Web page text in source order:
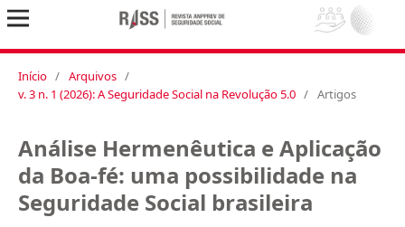
Início / Arquivos /
v. 3 n. 1 (2026): A Seguridade Social na Revolução 5.0 / Artigos
Análise Hermenêutica e Aplicação
da Boa-fé: uma possibilidade na
Seguridade Social brasileira